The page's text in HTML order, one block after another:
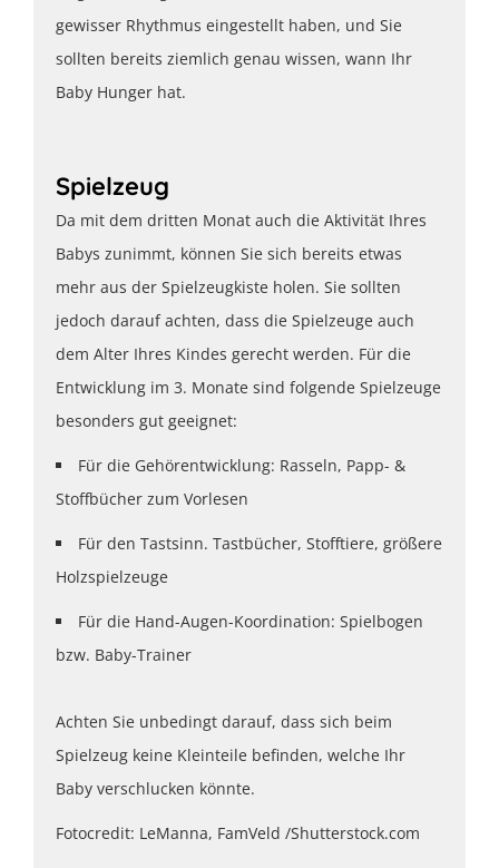
gewisser Rhythmus eingestellt haben, und Sie
sollten bereits ziemlich genau wissen, wann Ihr
Baby Hunger hat.
Spielzeug
Da mit dem dritten Monat auch die Aktivität Ihres
Babys zunimmt, können Sie sich bereits etwas
mehr aus der Spielzeugkiste holen. Sie sollten
jedoch darauf achten, dass die Spielzeuge auch
dem Alter Ihres Kindes gerecht werden. Für die
Entwicklung im 3. Monate sind folgende Spielzeuge
besonders gut geeignet:
Für die Gehörentwicklung: Rasseln, Papp- &
Stoffbücher zum Vorlesen
Für den Tastsinn. Tastbücher, Stofftiere, größere
Holzspielzeuge
Für die Hand-Augen-Koordination: Spielbogen
bzw. Baby-Trainer
Achten Sie unbedingt darauf, dass sich beim
Spielzeug keine Kleinteile befinden, welche Ihr
Baby verschlucken könnte.
Fotocredit: LeManna, FamVeld /Shutterstock.com